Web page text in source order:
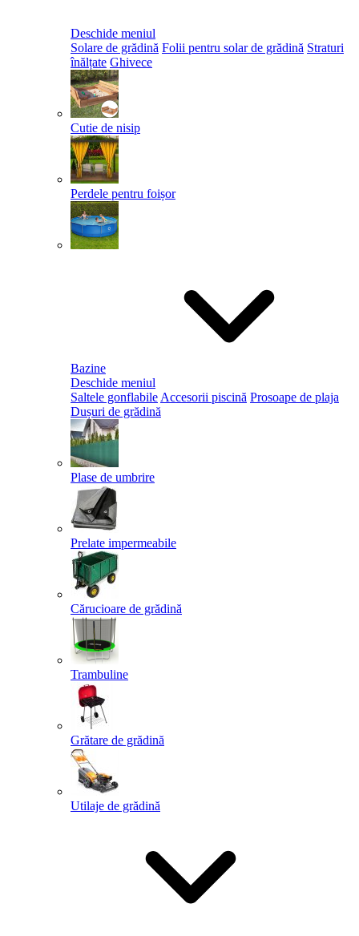
Deschide meniul
Solare de grădină Folii pentru solar de grădină Straturi
înălțate Ghivece
Cutie de nisip
Perdele pentru foișor
Bazine
Deschide meniul
Saltele gonflabile Accesorii piscină Prosoape de plaja
Dușuri de grădină
Plase de umbrire
Prelate impermeabile
Cărucioare de grădină
Trambuline
Grătare de grădină
Utilaje de grădină